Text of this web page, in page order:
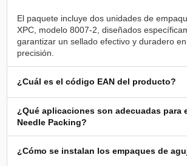
El paquete incluye dos unidades de
XPC, modelo 8007-2, diseñados
garantizar un sellado efectivo y duradero
¿Cuál es el código EAN del producto?
¿Qué aplicaciones son adecuadas para
Needle Packing?
¿Cómo se instalan los empaques de